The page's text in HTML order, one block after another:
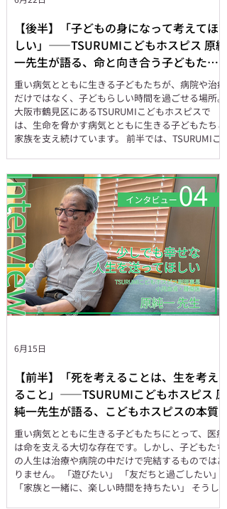
【後半】「子どもの身になって考えてほ
しい」——TSURUMIこどもホスピス 原純
一先生が語る、命と向き合う子どもたち
へのまなざし
重い病気とともに生きる子どもたちが、病院や治療
だけではなく、子どもらしい時間を過ごせる場所。
大阪市鶴見区にあるTSURUMIこどもホスピスで
は、生命を脅かす病気とともに生きる子どもたちと
家族を支え続けています。 前半では、TSURUMIこ
ついて伺いました。 後半では、日々の関わりの中
で大切にしていること、印象に残るご家族とのエピ
ソード、そして命と向き合う子どもたちから教えら
れたことについて、原純一先生にお話を伺います。
<【前半】はこちらから> たどり着けていない子ど
もたちに、どう届けるか ――設立から10年が経
ち、現在、特に課題として感じていることはありま
すか。 一つの大きな課題は、ここに来られるご家
族には、どうしても偏りがあるということです。家
族に情報を探す力がある。病院や支援者とのつなが
りがある。ここまで来ることができる環境がある。
難しかったり、経済的に厳し
【前半】「死を考えることは、生を考え
ること」——TSURUMIこどもホスピス 原
純一先生が語る、こどもホスピスの本質
重い病気とともに生きる子どもたちにとって、医療
は命を支える大切な存在です。しかし、子どもたち
の人生は治療や病院の中だけで完結するものではあ
りません。 「遊びたい」 「友だちと過ごしたい」
「家族と一緒に、楽しい時間を持ちたい」 そうし
6月15日